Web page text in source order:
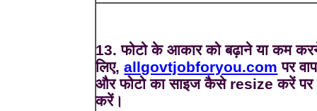
13. फोटो के आकार को बढ़ाने या कम
लिए,allgovtjobforyou.com पर
और फोटो का साइज कैसे resize करें पर
करें।